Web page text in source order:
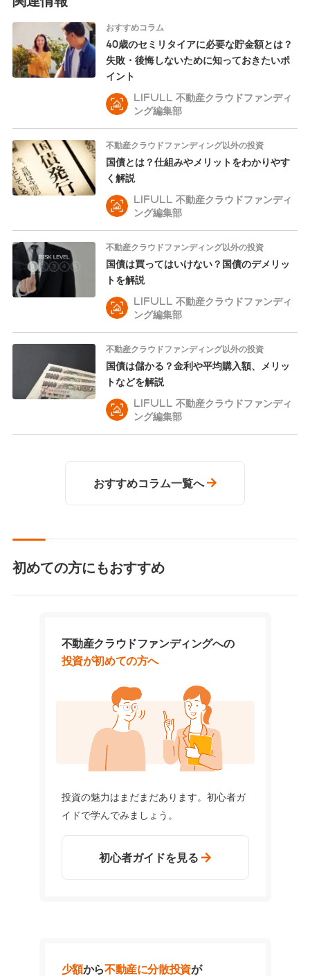
おすすめコラム
40歳のセミリタイアに必要な貯金額とは？
失敗・後悔しないために知っておきたいポ
イント
LIFULL 不動産クラウドファンディ
ング編集部
不動産クラウドファンディング以外の投資
国債とは？仕組みやメリットをわかりやす
く解説
LIFULL 不動産クラウドファンディ
ング編集部
不動産クラウドファンディング以外の投資
国債は買ってはいけない？国債のデメリッ
トを解説
LIFULL 不動産クラウドファンディ
ング編集部
不動産クラウドファンディング以外の投資
国債は儲かる？金利や平均購入額、メリッ
トなどを解説
LIFULL 不動産クラウドファンディ
ング編集部
おすすめコラム一覧へ
初めての方にもおすすめ
不動産クラウドファンディングへの
投資が初めての方へ
投資の魅力はまだまだあります。初心者ガ
イドで学んでみましょう。
初心者ガイドを見る
少額から不動産に分散投資が